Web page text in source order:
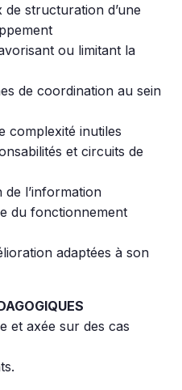
structuration d’une
ou limitant la
de coordination au sein
complexité inutiles
et circuits de
l’information
du fonctionnement
adaptées à son
et axée sur des cas